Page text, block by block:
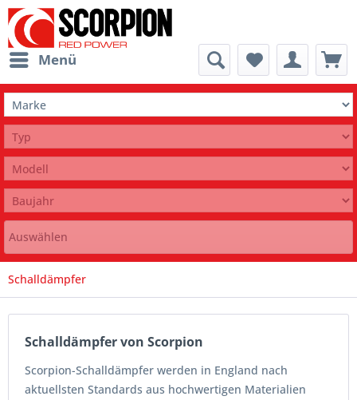
Menü
Auswählen
Schalldämpfer
Schalldämpfer von Scorpion
Scorpion-Schalldämpfer werden in England nach
aktuellsten Standards aus hochwertigen Materialien